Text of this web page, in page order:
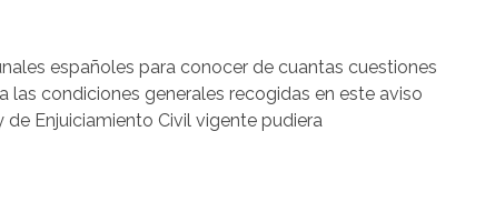
españoles para conocer de cuantas cuestiones
condiciones generales recogidas en este aviso
Enjuiciamiento Civil vigente pudiera